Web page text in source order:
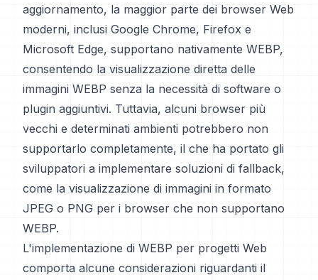
aggiornamento, la maggior parte dei browser Web
moderni, inclusi Google Chrome, Firefox e
Microsoft Edge, supportano nativamente WEBP,
consentendo la visualizzazione diretta delle
immagini WEBP senza la necessità di software o
plugin aggiuntivi. Tuttavia, alcuni browser più
vecchi e determinati ambienti potrebbero non
supportarlo completamente, il che ha portato gli
sviluppatori a implementare soluzioni di fallback,
come la visualizzazione di immagini in formato
JPEG o PNG per i browser che non supportano
WEBP.
L'implementazione di WEBP per progetti Web
comporta alcune considerazioni riguardanti il